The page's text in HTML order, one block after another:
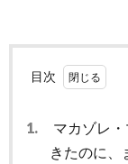
目次
1.
マカゾレ
きたのに